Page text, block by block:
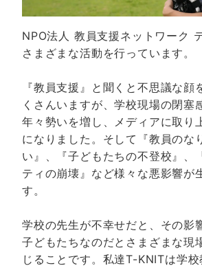
NPO法人 教員支援ネットワーク
さまざまな活動を行っています。
『教員支援』と聞くと不思議な顔
くさんいますが、学校現場の閉塞
年々勢いを増し、メディアに取り
になりました。そして『教員のな
い』、『子どもたちの不登校』、
ティの崩壊』など様々な悪影響が
す。
学校の先生が不幸せだと、その影
子どもたちなのだとさまざまな現
じることです。私達T-KNITは学